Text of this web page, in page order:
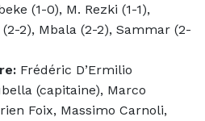
(1-0), M. Rezki (1-1),
2), Mbala (2-2), Sammar (2-
Frédéric D’Ermilio
(capitaine), Marco
Foix, Massimo Carnoli,